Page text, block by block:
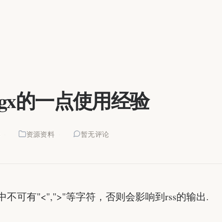
的一点使用经验
资源资料 暂无评论
不可有"<",">"等字符，否则会影响到rss的输出.